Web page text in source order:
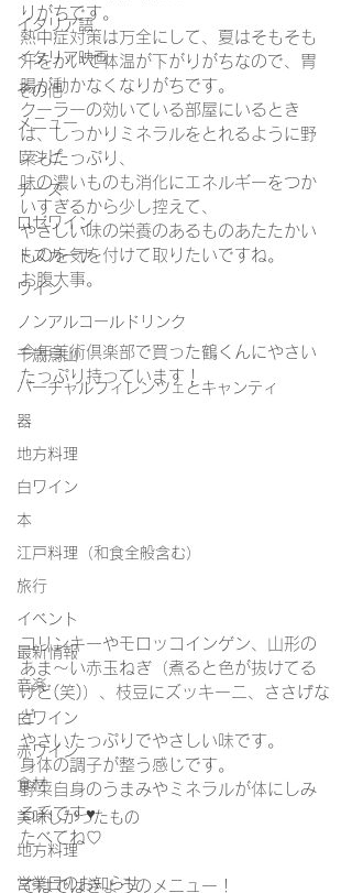
イタリア語
イタリア映画
その他
メニュー
レシピ
チーズ
ロゼワイン
トスカーナ
ワイン
ノンアルコールドリンク
千歳烏山
バーチャルフィレンツェとキャンティ
器
地方料理
白ワイン
本
江戸料理（和食全般含む）
旅行
イベント
最新情報
音楽
白ワイン
赤ワイン
食材
美味しかったもの
地方料理
営業日のお知らせ
りがちです。
熱中症対策は万全にして、夏はそもそも
汗をかいて体温が下がりがちなので、胃
腸が動かなくなりがちです。
クーラーの効いている部屋にいるとき
は、しっかりミネラルをとれるように野
菜もたっぷり、
味の濃いものも消化にエネルギーをつか
いすぎるから少し控えて、
やさしい味の栄養のあるものあたたかい
ものを気を付けて取りたいですね。
お腹大事。
今年美術倶楽部で買った鶴くんにやさい
たっぷり持っています！
コリンキーやモロッコインゲン、山形の
あま～い赤玉ねぎ（煮ると色が抜けてる
けど(笑)）、枝豆にズッキーニ、ささげな
ど
やさいたっぷりでやさしい味です。
身体の調子が整う感じです。
野菜自身のうまみやミネラルが体にしみ
る系です♥
たべてね♡
ではではきょうのメニュー！